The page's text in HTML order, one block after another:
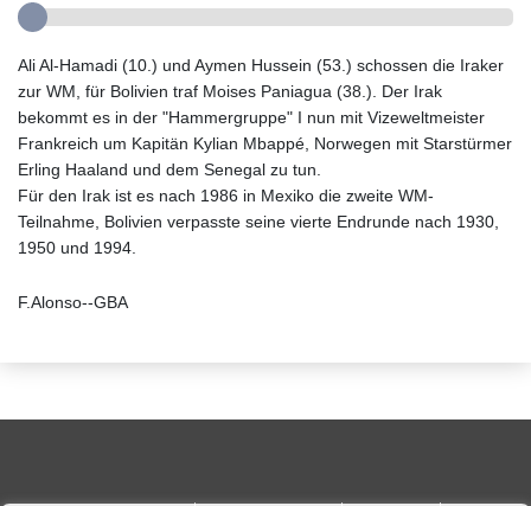
Ali Al-Hamadi (10.) und Aymen Hussein (53.) schossen die Iraker
zur WM, für Bolivien traf Moises Paniagua (38.). Der Irak
bekommt es in der "Hammergruppe" I nun mit Vizeweltmeister
Frankreich um Kapitän Kylian Mbappé, Norwegen mit Starstürmer
Erling Haaland und dem Senegal zu tun.
Für den Irak ist es nach 1986 in Mexiko die zweite WM-
Teilnahme, Bolivien verpasste seine vierte Endrunde nach 1930,
1950 und 1994.
F.Alonso--GBA